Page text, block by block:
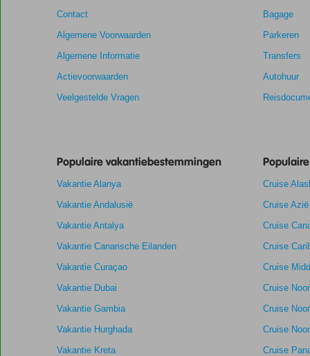
weergegeven
om
relevantie
van
garanderen.
Gebaseerd
4
beoordelingen
7,3
Service
Kamers
Kindvriendelijk
Contact
Algemene Voorwaarden
Algemene Informatie
Actievoorwaarden
Veelgestelde Vragen
Bagage
Parkeren
Transfers
Autohuur
Populaire vakantiebestemmingen
Vakantie Alanya
Vakantie Andalusië
Vakantie Antalya
Vakantie Canarische Eilanden
Vakantie Curaçao
Vakantie Dubai
Vakantie Gambia
Vakantie Hurghada
Vakantie Kreta
Cruise
Cruise Azië
Cruise
Cruise
Cruise
Cruise
Cruise
Cruise
Cruise